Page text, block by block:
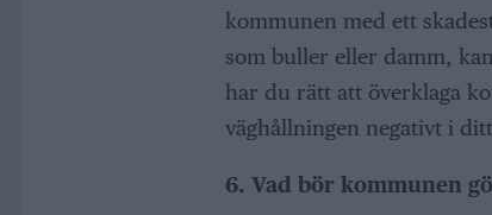
kommunen med ett
som buller eller damm,
har du rätt att överklaga
väghållningen negativt i
6. Vad bör kommunen